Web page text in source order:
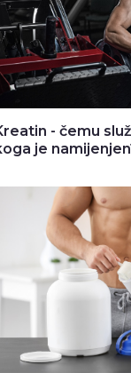
- čemu
je